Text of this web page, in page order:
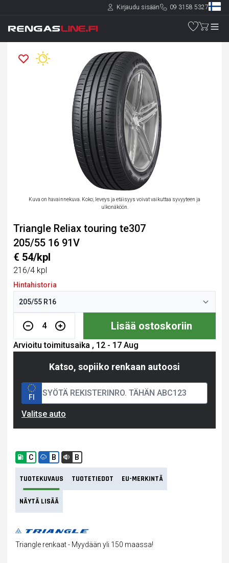
Kirjaudu sisään 09 3158 5327
Kuva on havainnekuva. Koko, leveys ja etäisyys voivat vaikuttaa syvyyteen ja
ulkonäköön.
Triangle Reliax touring te307
205/55 16 91V
€ 54/kpl
216/4 kpl
Hintahistoria
4 Lisää ostoskoriin
Arvioitu toimitusaika , 12 - 17 Aug
Katso, sopiiko renkaan autoosi
FI
Valitse auto
C B B
TUOTEKUVAUS TUOTETIEDOT EU-MERKINTÄ
NÄYTÄ LISÄÄ
Triangle renkaat - Myydään yli 150 maassa!